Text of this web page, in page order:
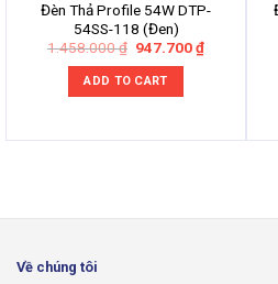
Đèn Thả Profile 54W DTP-
54SS-118 (Đen)
1.458.000₫ Original
was:
1.458.000 ₫.
947.700₫Current
ADD TO CART
Về chúng tôi